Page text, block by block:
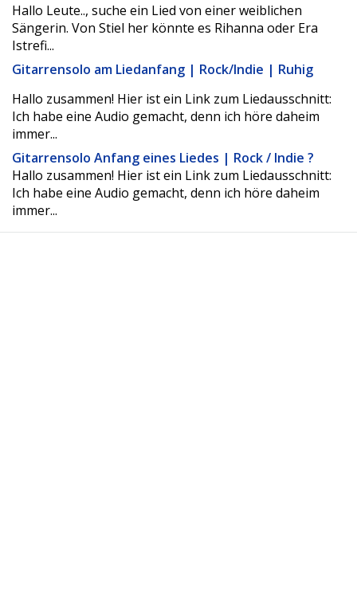
Hallo Leute.., suche ein Lied von einer weiblichen
Sängerin. Von Stiel her könnte es Rihanna oder Era
Istrefi...
Gitarrensolo am Liedanfang | Rock/Indie | Ruhig
Hallo zusammen! Hier ist ein Link zum Liedausschnitt:
Ich habe eine Audio gemacht, denn ich höre daheim
immer...
Gitarrensolo Anfang eines Liedes | Rock / Indie ?
Hallo zusammen! Hier ist ein Link zum Liedausschnitt:
Ich habe eine Audio gemacht, denn ich höre daheim
immer...